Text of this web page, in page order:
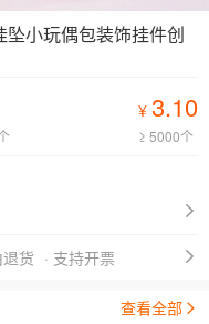
小玩偶包装饰挂件创
¥ 3.10
≥ 5000个
货 · 支持开票
查看全部